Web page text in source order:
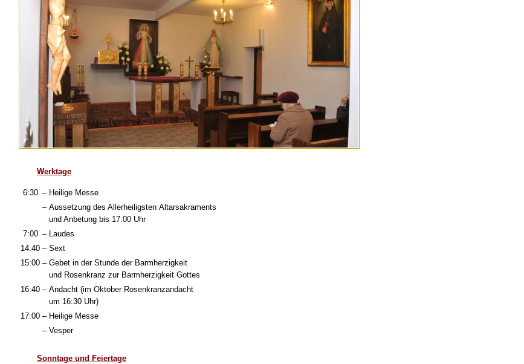
Werktage
6:30 – Heilige Messe
– Aussetzung des Allerheiligsten Altarsakraments
und Anbetung bis 17:00 Uhr
7:00 – Laudes
14:40 – Sext
15:00 – Gebet in der Stunde der Barmherzigkeit
und Rosenkranz zur Barmherzigkeit Gottes
16:40 – Andacht (im Oktober Rosenkranzandacht
um 16:30 Uhr)
17:00 – Heilige Messe
– Vesper
Sonntage und Feiertage